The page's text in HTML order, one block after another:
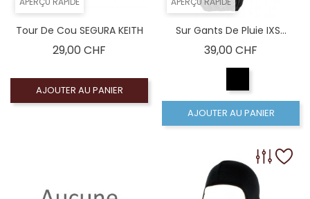
Tour De Cou SEGURA KEITH
29,00 CHF
AJOUTER AU PANIER
Sur Gants De Pluie IXS...
39,00 CHF
AJOUTER AU PANIER